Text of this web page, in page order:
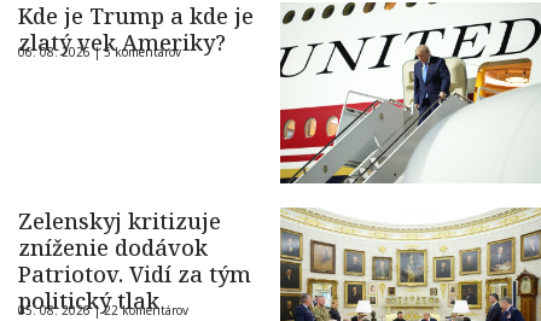
Kde je Trump a kde je
zlatý vek Ameriky?
06. 08. 2026 |5 komentárov
Zelenskyj kritizuje
zníženie dodávok
Patriotov. Vidí za tým
politický tlak
05. 08. 2026 |22 komentárov